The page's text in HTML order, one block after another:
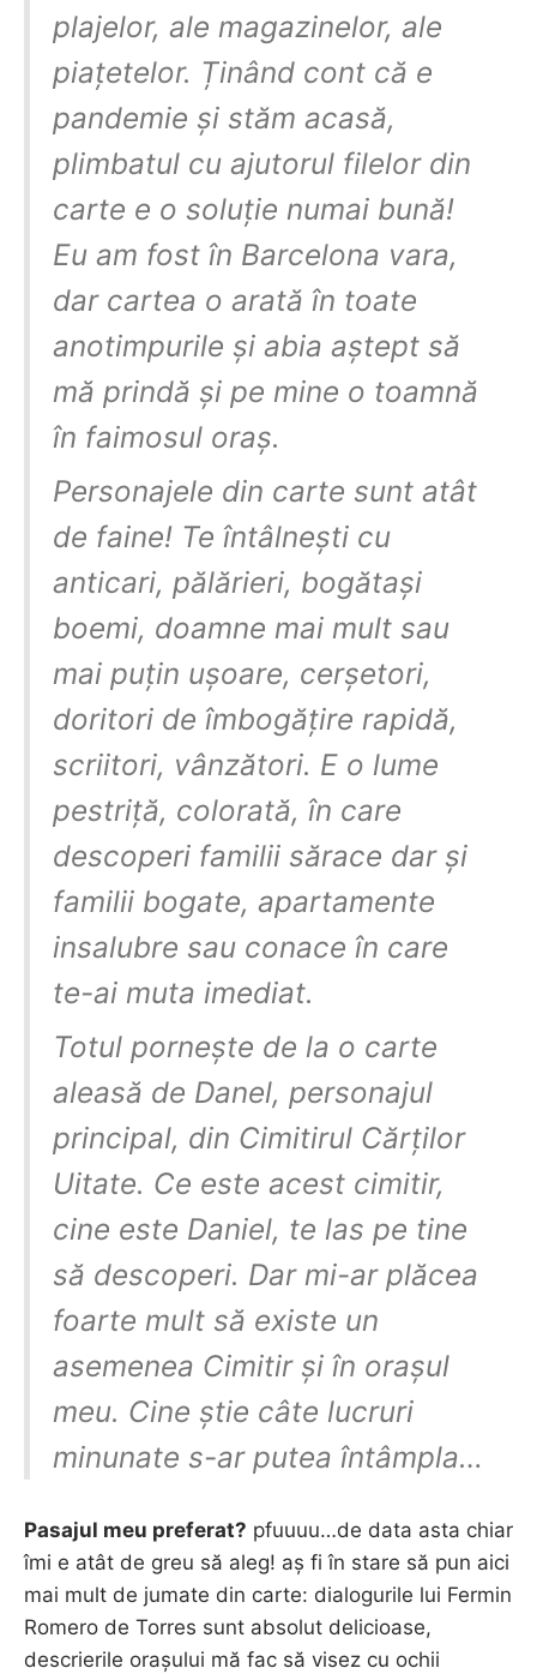
plajelor, ale magazinelor, ale
piațetelor. Ținând cont că e
pandemie și stăm acasă,
plimbatul cu ajutorul filelor din
carte e o soluție numai bună!
Eu am fost în Barcelona vara,
dar cartea o arată în toate
anotimpurile și abia aștept să
mă prindă și pe mine o toamnă
în faimosul oraș.
Personajele din carte sunt atât
de faine! Te întâlnești cu
anticari, pălărieri, bogătași
boemi, doamne mai mult sau
mai puțin ușoare, cerșetori,
doritori de îmbogățire rapidă,
scriitori, vânzători. E o lume
pestriță, colorată, în care
descoperi familii sărace dar și
familii bogate, apartamente
insalubre sau conace în care
te-ai muta imediat.
Totul pornește de la o carte
aleasă de Danel, personajul
principal, din Cimitirul Cărților
Uitate. Ce este acest cimitir,
cine este Daniel, te las pe tine
să descoperi. Dar mi-ar plăcea
foarte mult să existe un
asemenea Cimitir și în orașul
meu. Cine știe câte lucruri
minunate s-ar putea întâmpla…
Pasajul meu preferat? pfuuuu…de data asta chiar
îmi e atât de greu să aleg! aș fi în stare să pun aici
mai mult de jumate din carte: dialogurile lui Fermin
Romero de Torres sunt absolut delicioase,
descrierile orașului mă fac să visez cu ochii